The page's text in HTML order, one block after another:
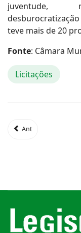
juventude,
teve mais de 20
Fonte: Câmara
Licitações
Ant